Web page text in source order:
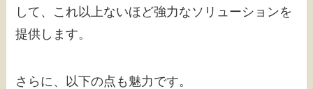
して、これ以上ないほど強力なソリューションを
提供します。
さらに、以下の点も魅力です。